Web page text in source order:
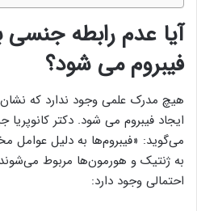
آیا عدم رابطه جنسی
فیبروم می شود؟
هیچ مدرک علمی وجود ندارد که
ایجاد فیبروم می شود. دکتر
می‌گوید: «فیبروم‌ها به دلیل عوامل
به ژنتیک و هورمون‌ها مربوط
احتمالی وجود دارد: